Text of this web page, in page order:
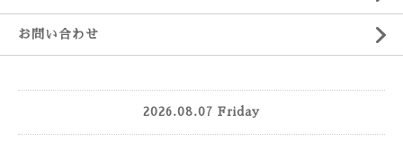
お問い合わせ
2026.08.07 Friday